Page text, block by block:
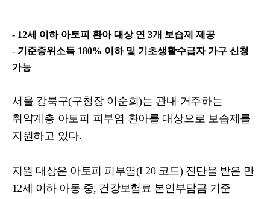
- 12세 이하 아토피 환아 대상 연 3개 보습제 제공
- 기준중위소득 180% 이하 및 기초생활수급자 가구 신청
가능
서울 강북구(구청장 이순희)는 관내 거주하는
취약계층 아토피 피부염 환아를 대상으로 보습제를
지원하고 있다.
지원 대상은 아토피 피부염(L20 코드) 진단을 받은 만
12세 이하 아동 중, 건강보험료 본인부담금 기준